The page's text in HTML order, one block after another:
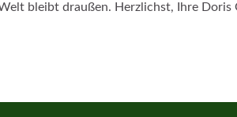
bleibt draußen. Herzlichst, Ihre Doris